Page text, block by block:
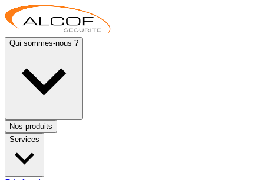
Qui sommes-nous ?
Nos produits
Services